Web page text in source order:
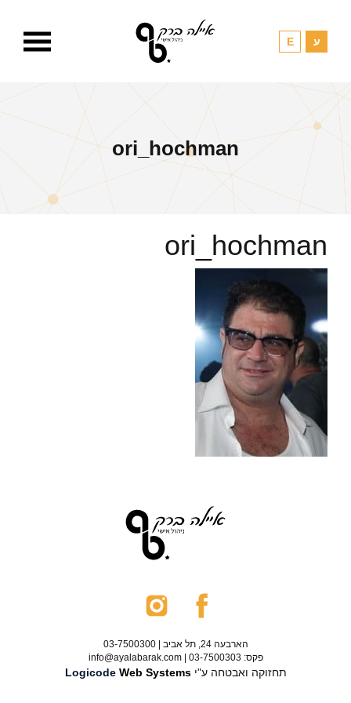
ori_hochman
ori_hochman
הארבעה 24, תל אביב | 03-7500300
פקס: 03-7500303 | info@ayalabarak.com
תחזוקה ואבטחה ע"י Logicode Web Systems